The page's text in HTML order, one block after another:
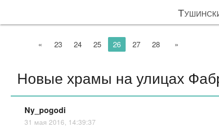
« 23 24 25 26 27 28 »
Новые храмы на улицах
Ny_pogodi
31 мая 2016, 14:39:37